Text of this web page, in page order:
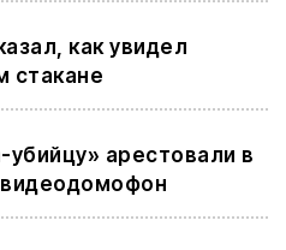
как увидел
стакане
убийцу» арестовали в